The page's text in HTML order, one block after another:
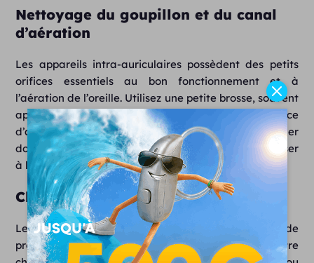
Nettoyage du goupillon et du canal
d’aération
Les appareils intra-auriculaires possèdent des petits
orifices essentiels au bon fonctionnement et à
l’aération de l’oreille. Utilisez une petite brosse, souvent
appelée goupillon, pour nettoyer délicatement l’orifice
d’aération et la sortie de son. Faites-la tourner
doucement pour déloger les impuretés sans les pousser
à l’intérieur.
Changement du filtre pare-cérumen
Lesfiltres pare cérumen
sont une barrière de
protection essentielle pour l’écouteur. Ils doivent être